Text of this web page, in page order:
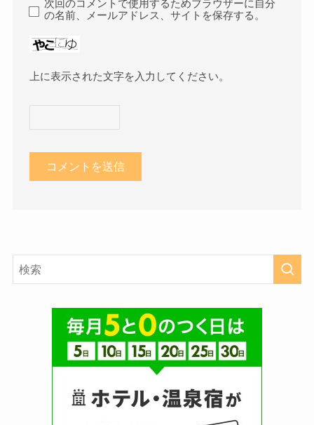
次回のコメントで使用するためブラウザーに自分
の名前、メールアドレス、サイトを保存する。
上に表示された文字を入力してください。